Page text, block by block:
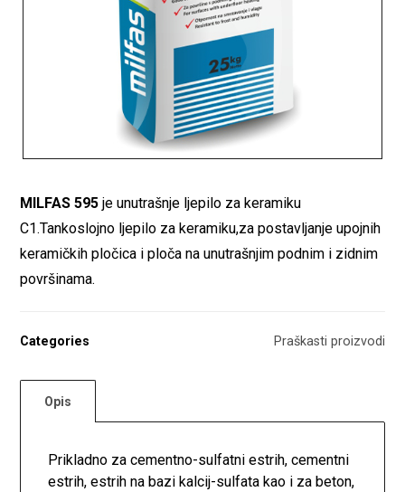
MILFAS 595 je unutrašnje ljepilo za keramiku
C1.Tankoslojno ljepilo za keramiku,za postavljanje upojnih
keramičkih pločica i ploča na unutrašnjim podnim i zidnim
površinama.
Categories Praškasti proizvodi
Opis
Prikladno za cementno-sulfatni estrih, cementni
estrih, estrih na bazi kalcij-sulfata kao i za beton,